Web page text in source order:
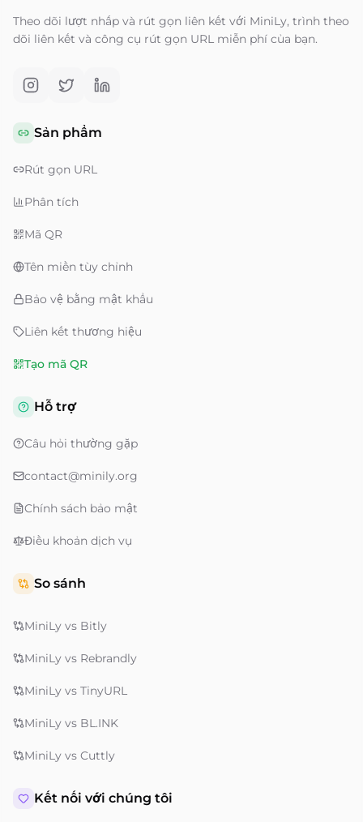
Theo dõi lượt nhấp và rút gọn liên kết với MiniLy, trình theo
dõi liên kết và công cụ rút gọn URL miễn phí của bạn.
Sản phẩm
Rút gọn URL
Phân tích
Mã QR
Tên miền tùy chỉnh
Bảo vệ bằng mật khẩu
Liên kết thương hiệu
Tạo mã QR
Hỗ trợ
Câu hỏi thường gặp
contact@minily.org
Chính sách bảo mật
Điều khoản dịch vụ
So sánh
MiniLy vs Bitly
MiniLy vs Rebrandly
MiniLy vs TinyURL
MiniLy vs BL.INK
MiniLy vs Cuttly
Kết nối với chúng tôi